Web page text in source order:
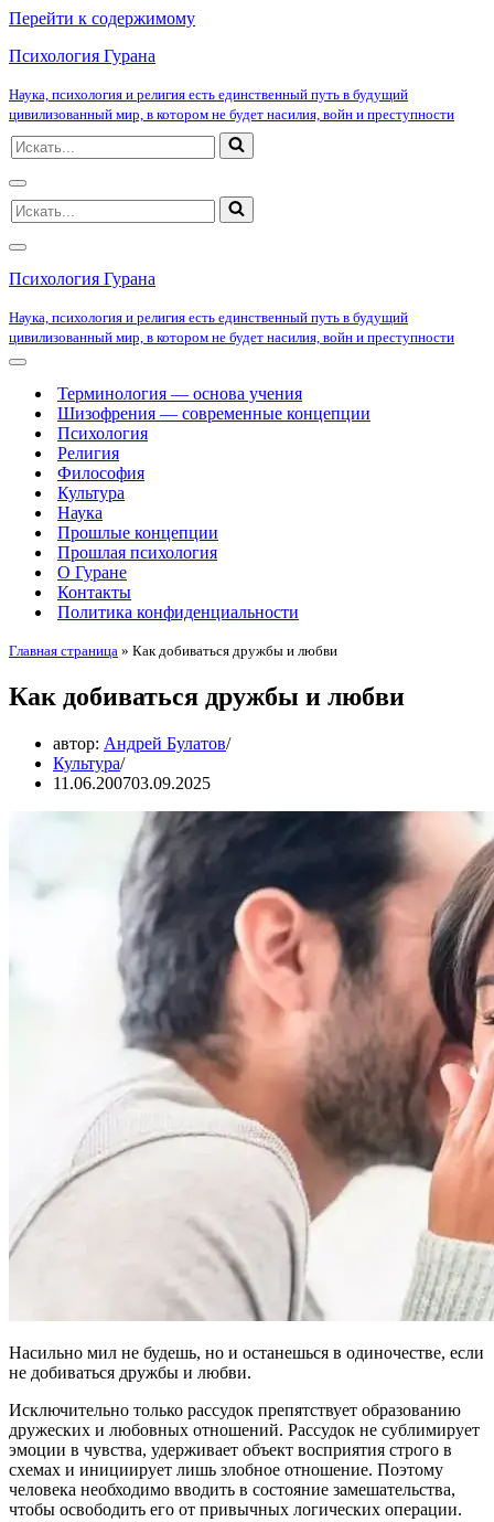
Перейти к содержимому
Психология Гурана
Наука, психология и религия есть единственный путь в будущий
цивилизованный мир, в котором не будет насилия, войн и преступности
Искать...
Меню
навигации
Искать...
Меню
навигации
Психология Гурана
Наука, психология и религия есть единственный путь в будущий
цивилизованный мир, в котором не будет насилия, войн и преступности
Меню
навигацииТерминология — основа учения
Шизофрения — современные концепции
Психология
Религия
Философия
Культура
Наука
Прошлые концепции
Прошлая психология
О Гуране
Контакты
Политика конфиденциальности
Главная страница » Как добиваться дружбы и любви
Как добиваться дружбы и любви
автор: Андрей Булатов
Культура
11.06.200703.09.2025
Насильно мил не будешь, но и останешься в одиночестве, если
не добиваться дружбы и любви.
Исключительно только рассудок препятствует образованию
дружеских и любовных отношений. Рассудок не сублимирует
эмоции в чувства, удерживает объект восприятия строго в
схемах и инициирует лишь злобное отношение. Поэтому
человека необходимо вводить в состояние замешательства,
чтобы освободить его от привычных логических операции.